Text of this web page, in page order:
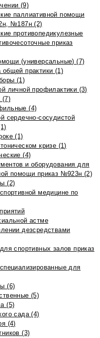
(9)
паллиативной помощи
№187н (2)
противопедикулезные
приказ
(универсальные) (7)
практики (1)
(1)
личной профилактики (3)
(7)
(4)
сердечно-сосудистой
(1)
кризе (1)
(4)
и оборудования для
помощи приказ №923н (2)
(2)
медицине по
астме
дезсредствами
спортивных залов приказ
для
(6)
(5)
(5)
сада (4)
(4)
(3)